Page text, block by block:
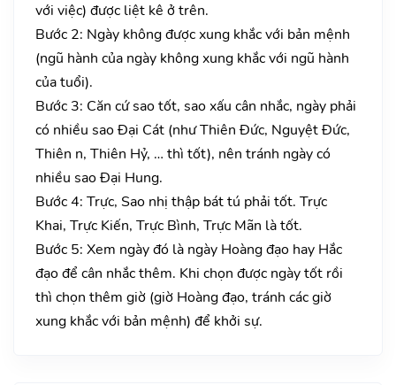
với việc) được liệt kê ở trên.
Bước 2: Ngày không được xung khắc với bản mệnh
(ngũ hành của ngày không xung khắc với ngũ hành
của tuổi).
Bước 3: Căn cứ sao tốt, sao xấu cân nhắc, ngày phải
có nhiều sao Đại Cát (như Thiên Đức, Nguyệt Đức,
Thiên n, Thiên Hỷ, … thì tốt), nên tránh ngày có
nhiều sao Đại Hung.
Bước 4: Trực, Sao nhị thập bát tú phải tốt. Trực
Khai, Trực Kiến, Trực Bình, Trực Mãn là tốt.
Bước 5: Xem ngày đó là ngày Hoàng đạo hay Hắc
đạo để cân nhắc thêm. Khi chọn được ngày tốt rồi
thì chọn thêm giờ (giờ Hoàng đạo, tránh các giờ
xung khắc với bản mệnh) để khởi sự.